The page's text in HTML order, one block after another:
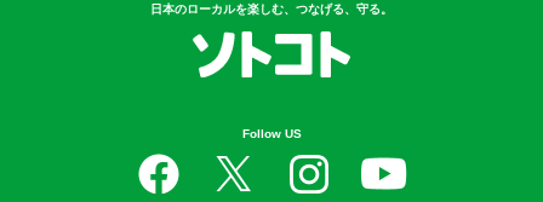
日本のローカルを楽しむ、つなげる、守る。
Follow US